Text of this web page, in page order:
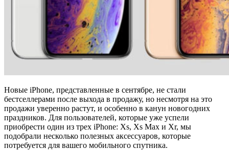
Новые iPhone, представленные в сентябре, не стали
бестселлерами после выхода в продажу, но несмотря на это
продажи уверенно растут, и особенно в канун новогодних
праздников. Для пользователей, которые уже успели
приобрести один из трех iPhone: Xs, Xs Max и Xr, мы
подобрали несколько полезных аксессуаров, которые
потребуется для вашего мобильного спутника.